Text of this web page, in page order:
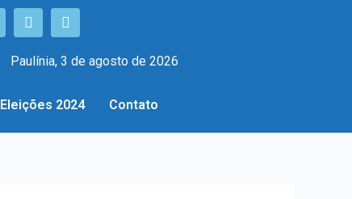
Paulínia, 3 de agosto de 2026
Eleições 2024 Contato